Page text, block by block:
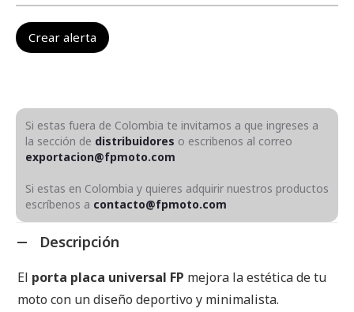
Si estas fuera de Colombia te invitamos a que ingreses a
la sección de distribuidores o escribenos al correo
exportacion@fpmoto.com
Si estas en Colombia y quieres adquirir nuestros productos
escríbenos a contacto@fpmoto.com
Descripción
El porta placa universal FP mejora la estética de tu
moto con un diseño deportivo y minimalista.